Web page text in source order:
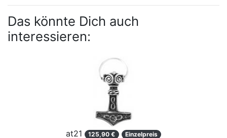
Das könnte Dich auch
interessieren:
at21 125,90 € Einzelpreis